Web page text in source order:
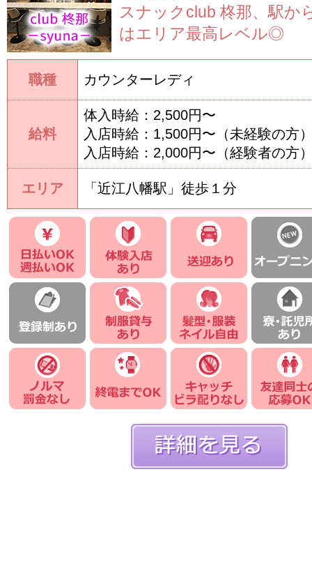
職種 カウンターレディ
給料
体入時給：2,500円〜
入店時給：1,500円〜（未経験の方
入店時給：2,000円〜（経験者の方
エリア 「近江八幡駅」徒歩１分
スナックclub 柊那、駅か
はエリア最高レベル◎